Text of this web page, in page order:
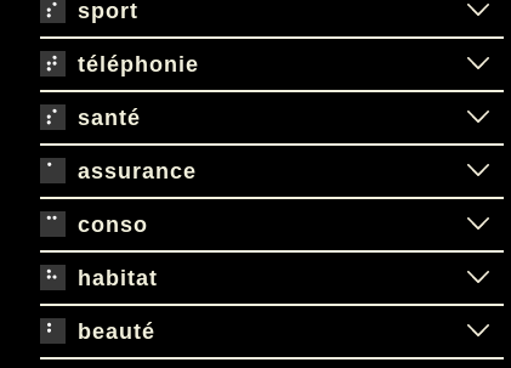
sport
téléphonie
santé
assurance
conso
habitat
beauté